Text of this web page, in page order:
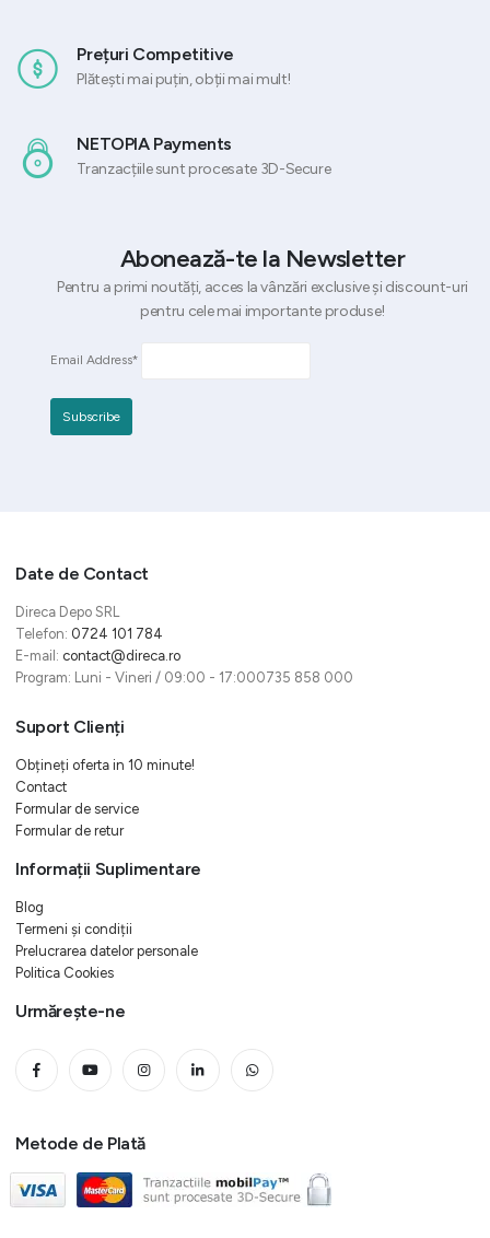
Prețuri Competitive
Plătești mai puțin, obții mai mult!
NETOPIA Payments
Tranzacțiile sunt procesate 3D-Secure
Abonează-te la Newsletter
Pentru a primi noutăți, acces la vânzări exclusive și discount-uri
pentru cele mai importante produse!
Email Address*
Date de Contact
Direca Depo SRL
Telefon: 0724 101 784
E-mail: contact@direca.ro
Program: Luni - Vineri / 09:00 - 17:000735 858 000
Suport Clienți
Obțineți oferta in 10 minute!
Contact
Formular de service
Formular de retur
Informații Suplimentare
Blog
Termeni și condiții
Prelucrarea datelor personale
Politica Cookies
Urmărește-ne
Metode de Plată